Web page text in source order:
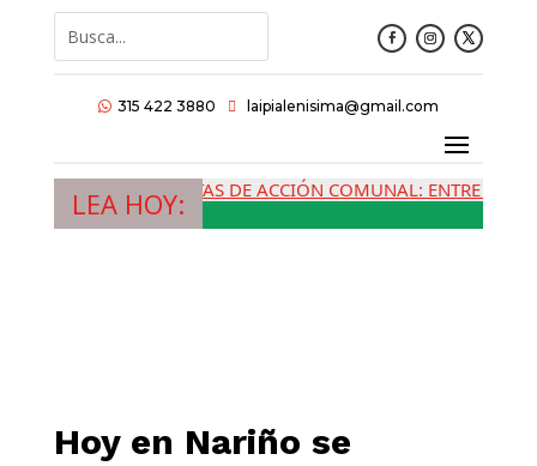
 315 422 3880  laipialenisima@gmail.com
LEA HOY:
LAS JUNTAS DE ACCIÓN COMUNAL: ENTRE LA
Hoy en Nariño se